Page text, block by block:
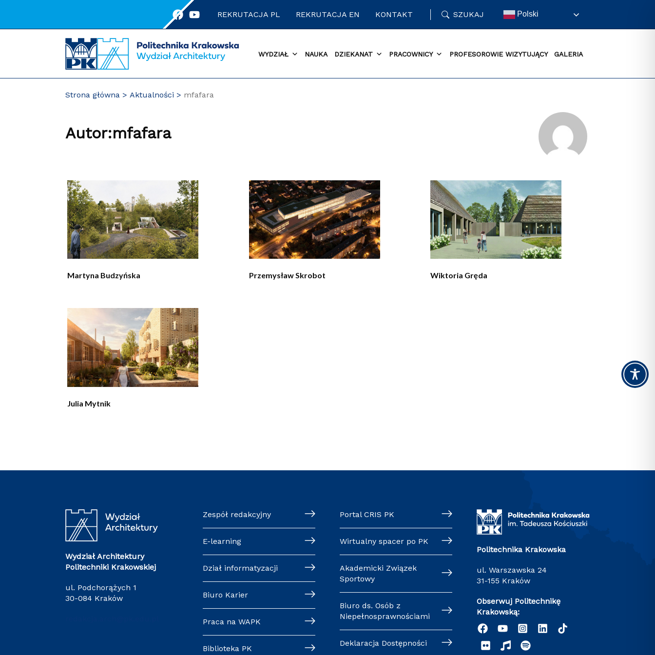
REKRUTACJA PL REKRUTACJA EN KONTAKT SZUKAJ Polski
WYDZIAŁ NAUKA DZIEKANAT PRACOWNICY PROFESOROWIE WIZYTUJĄCY GALERIA
Strona główna Aktualności mfafara
Autor:mfafara
Martyna Budzyńska Przemysław Skrobot Wiktoria Gręda
Julia Mytnik
Wydział Architektury
Politechniki Krakowskiej
ul. Podchorążych 1
30-084 Kraków
Zespół redakcyjny
E-learning
Dział informatyzacji
Biuro Karier
Praca na WAPK
Biblioteka PK
Portal CRIS PK
Wirtualny spacer po PK
Akademicki Związek
Sportowy
Biuro ds. Osób z
Niepełnosprawnościami
Deklaracja Dostępności
Politechnika Krakowska
ul. Warszawska 24
31-155 Kraków
Obserwuj Politechnikę
Krakowską: